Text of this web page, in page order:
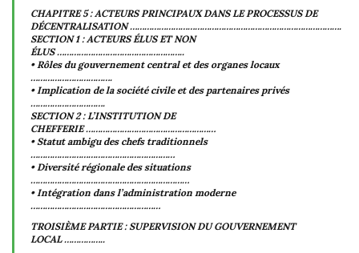
CHAPITRE 5 : ACTEURS PRINCIPAUX DANS LE PROCESSUS DE
DÉCENTRALISATION …………………………………………………………………………….
SECTION 1 : ACTEURS ÉLUS ET NON
ÉLUS ……………………………………………..
• Rôles du gouvernement central et des organes locaux
…………………………….
• Implication de la société civile et des partenaires privés
………………………….
SECTION 2 : L’INSTITUTION DE
CHEFFERIE ………………………………………………
• Statut ambigu des chefs traditionnels
……………………………………………………
• Diversité régionale des situations
…………………………………………………………
• Intégration dans l’administration moderne
………………………………………………
TROISIÈME PARTIE : SUPERVISION DU GOUVERNEMENT
LOCAL ……………..